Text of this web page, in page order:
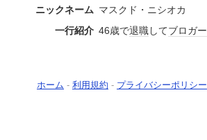
ニックネーム マスクド・ニシオカ
一行紹介 46歳で退職してブロガー
ホーム - 利用規約 - プライバシーポリシー